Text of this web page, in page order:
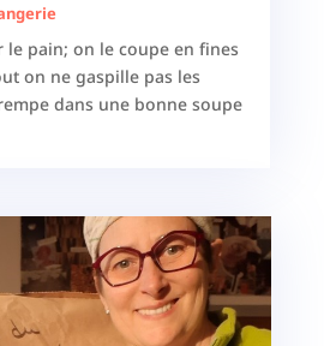
le pain; on le coupe en fines
on ne gaspille pas les
dans une bonne soupe